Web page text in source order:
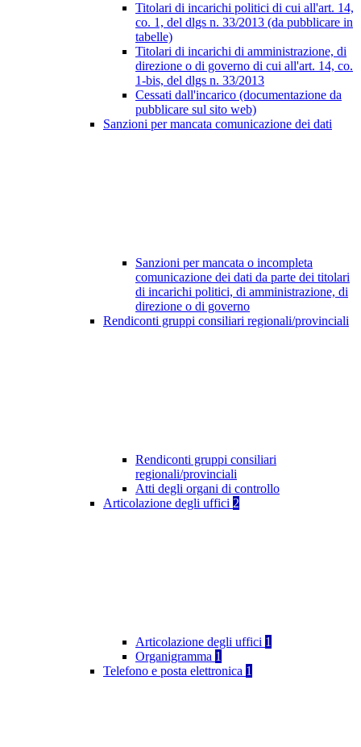
Titolari di incarichi politici di cui all'art. 14,
co. 1, del dlgs n. 33/2013 (da pubblicare in
tabelle)
Titolari di incarichi di amministrazione, di
direzione o di governo di cui all'art. 14, co.
1-bis, del dlgs n. 33/2013
Cessati dall'incarico (documentazione da
pubblicare sul sito web)
Sanzioni per mancata comunicazione dei dati
Sanzioni per mancata o incompleta
comunicazione dei dati da parte dei titolari
di incarichi politici, di amministrazione, di
direzione o di governo
Rendiconti gruppi consiliari regionali/provinciali
Rendiconti gruppi consiliari
regionali/provinciali
Atti degli organi di controllo
Articolazione degli uffici 2
Articolazione degli uffici 1
Organigramma 1
Telefono e posta elettronica 1